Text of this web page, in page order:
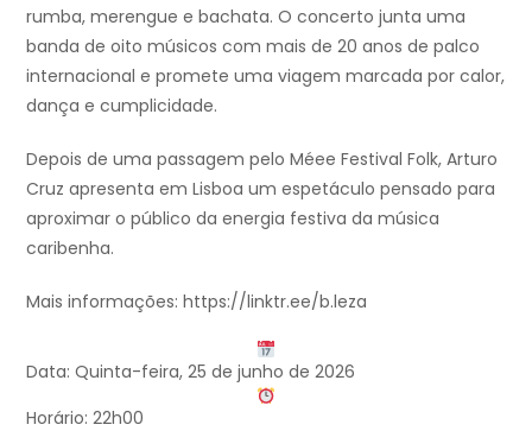
rumba, merengue e bachata. O concerto junta uma
banda de oito músicos com mais de 20 anos de palco
internacional e promete uma viagem marcada por calor,
dança e cumplicidade.
Depois de uma passagem pelo Méee Festival Folk, Arturo
Cruz apresenta em Lisboa um espetáculo pensado para
aproximar o público da energia festiva da música
caribenha.
Mais informações: https://linktr.ee/b.leza
Data: Quinta-feira, 25 de junho de 2026
Horário: 22h00